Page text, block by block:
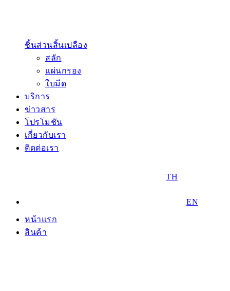
ชิ้นส่วนสิ้นเปลือง
สลัก
แผ่นกรอง
ใบมีด
บริการ
ข่าวสาร
โปรโมชัน
เกี่ยวกับเรา
ติดต่อเรา
TH
EN
หน้าแรก
สินค้า